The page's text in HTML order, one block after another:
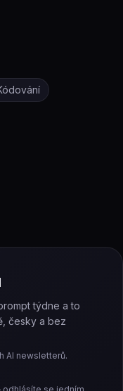
týdne a to
česky a bez
AI newsletterů.